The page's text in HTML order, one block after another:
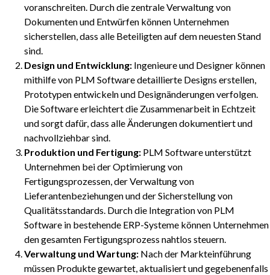
voranschreiten. Durch die zentrale Verwaltung von
Dokumenten und Entwürfen können Unternehmen
sicherstellen, dass alle Beteiligten auf dem neuesten Stand
sind.
Design und Entwicklung: Ingenieure und Designer können
mithilfe von PLM Software detaillierte Designs erstellen,
Prototypen entwickeln und Designänderungen verfolgen.
Die Software erleichtert die Zusammenarbeit in Echtzeit
und sorgt dafür, dass alle Änderungen dokumentiert und
nachvollziehbar sind.
Produktion und Fertigung: PLM Software unterstützt
Unternehmen bei der Optimierung von
Fertigungsprozessen, der Verwaltung von
Lieferantenbeziehungen und der Sicherstellung von
Qualitätsstandards. Durch die Integration von PLM
Software in bestehende ERP-Systeme können Unternehmen
den gesamten Fertigungsprozess nahtlos steuern.
Verwaltung und Wartung: Nach der Markteinführung
müssen Produkte gewartet, aktualisiert und gegebenenfalls